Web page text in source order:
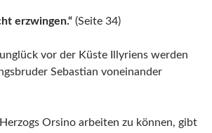
erzwingen.“ (Seite 34)
vor der Küste Illyriens werden
Sebastian voneinander
Orsino arbeiten zu können, gibt